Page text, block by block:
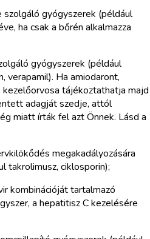
gyógyszerek (például
ha csak a bőrén alkalmazza
gyógyszerek (például
verapamil). Ha amiodaront,
tájékoztathatja majd
adagját szedje, attól
miatt írták fel azt Önnek. Lásd a
megakadályozására
takrolimusz, ciklosporin);
kombinációját tartalmazó
a hepatitisz C kezelésére